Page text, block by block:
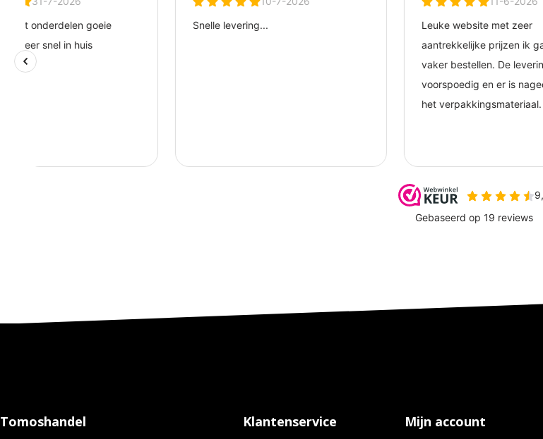
Tomoshandel Klantenservice Mijn account